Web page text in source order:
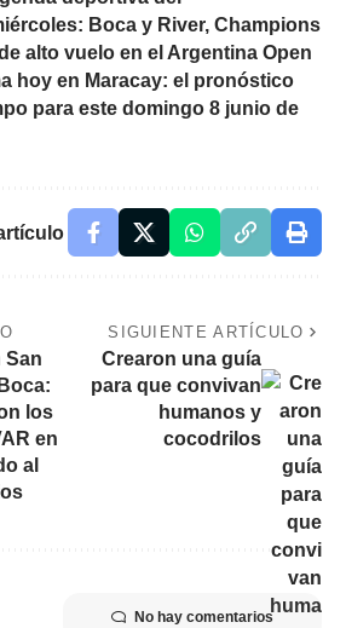
Boca y River, Champions
alto vuelo en el Argentina Open
hoy en Maracay: el pronóstico
para este domingo 8 junio de
San
los
en
al
SIGUIENTE ARTÍCULO
Crearon una guía
para que convivan
humanos y
cocodrilos
No hay comentarios